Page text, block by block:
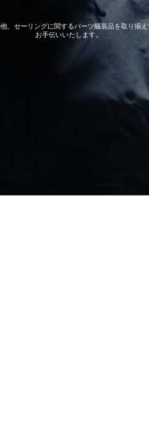
、セーリングに関するパーツ艤装品を取り
お手伝いいたします。